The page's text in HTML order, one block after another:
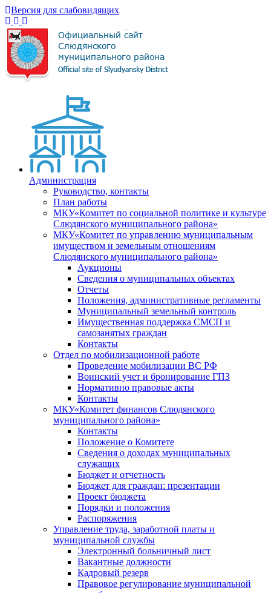
Версия для слабовидящих
Администрация
Руководство, контакты
План работы
МКУ«Комитет по социальной политике и культуре
Слюдянского муниципального района»
МКУ«Комитет по управлению муниципальным
имуществом и земельным отношениям
Слюдянского муниципального района»
Аукционы
Сведения о муниципальных объектах
Отчеты
Положения, административные регламенты
Муниципальный земельный контроль
Имущественная поддержка СМСП и
самозанятых граждан
Контакты
Отдел по мобилизационной работе
Проведение мобилизации ВС РФ
Воинский учет и бронирование ГПЗ
Нормативно правовые акты
Контакты
МКУ«Комитет финансов Слюдянского
муниципального района»
Контакты
Положение о Комитете
Сведения о доходах муниципальных
служащих
Бюджет и отчетность
Бюджет для граждан: презентации
Проект бюджета
Порядки и положения
Распоряжения
Управление труда, заработной платы и
муниципальной службы
Электронный больничный лист
Вакантные должности
Кадровый резерв
Правовое регулирование муниципальной